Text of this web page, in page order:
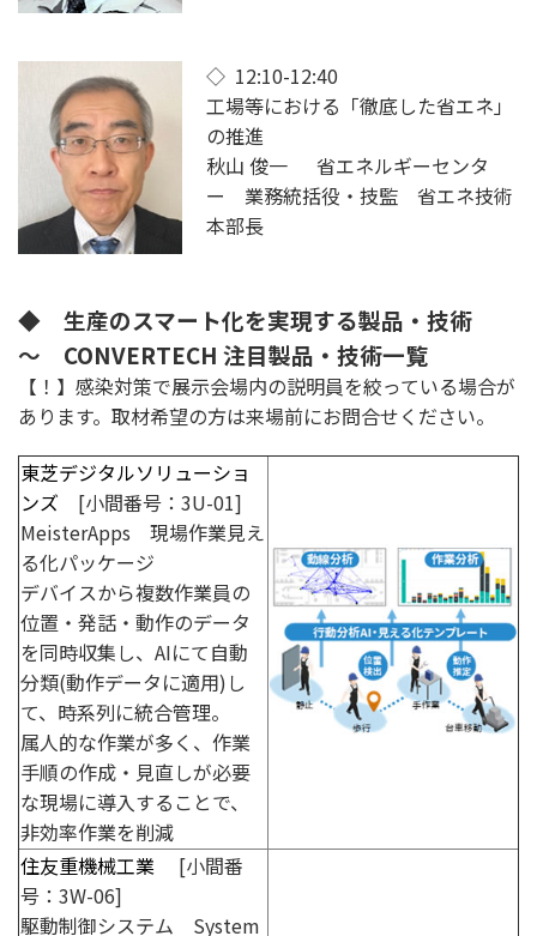
◇ 12:10-12:40
工場等における「徹底した省エネ」
の推進
秋山 俊一 省エネルギーセンタ
ー 業務統括役・技監 省エネ技術
本部長
◆ 生産のスマート化を実現する製品・技術
～ CONVERTECH 注目製品・技術一覧
【！】感染対策で展示会場内の説明員を絞っている場合が
あります。取材希望の方は来場前にお問合せください。
東芝デジタルソリューショ
ンズ [小間番号：3U-01]
MeisterApps 現場作業見え
る化パッケージ
デバイスから複数作業員の
位置・発話・動作のデータ
を同時収集し、AIにて自動
分類(動作データに適用)し
て、時系列に統合管理。
属人的な作業が多く、作業
手順の作成・見直しが必要
な現場に導入することで、
非効率作業を削減
住友重機械工業 [小間番
号：3W-06]
駆動制御システム System